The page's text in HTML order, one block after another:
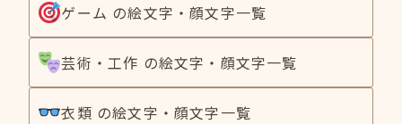
ゲーム の絵文字・顔文字一覧
芸術・工作 の絵文字・顔文字一覧
衣類 の絵文字・顔文字一覧